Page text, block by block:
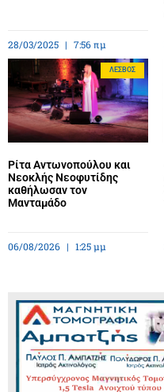
28/03/2025 7:56 πμ
ΛΈΣΒΟΣ
Ρίτα Αντωνοπούλου και
Νεοκλής Νεοφυτίδης
καθήλωσαν τον
Μανταμάδο
06/08/2026 1:25 μμ